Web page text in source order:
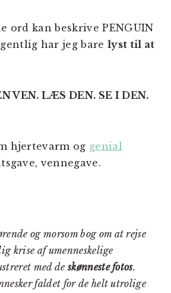
ord kan beskrive PENGUIN
har jeg bare lyst til at
VEN. LÆS DEN. SE I DEN.
hjertevarm og genial
vennegave.
og morsom bog om at rejse
krise af umenneskelige
med deskønneste fotos.
faldet for de helt utrolige